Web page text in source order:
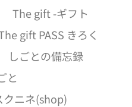
The gift -ギフト
gift PASS きろく
しごとの備忘録
と
クニネ(shop)